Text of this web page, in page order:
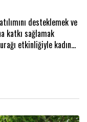
desteklemek ve
katkı sağlamak
etkinliğiyle kadın